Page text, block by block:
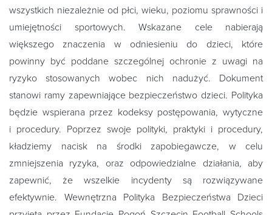
wszystkich niezależnie od płci, wieku, poziomu sprawności i
umiejętności sportowych. Wskazane cele nabierają
większego znaczenia w odniesieniu do dzieci, które
powinny być poddane szczególnej ochronie z uwagi na
ryzyko stosowanych wobec nich nadużyć. Dokument
stanowi ramy zapewniające bezpieczeństwo dzieci. Polityka
będzie wspierana przez kodeksy postępowania, wytyczne
i procedury. Poprzez swoje polityki, praktyki i procedury,
kładziemy nacisk na środki zapobiegawcze, w celu
zmniejszenia ryzyka, oraz odpowiedzialne działania, aby
zapewnić, że wszelkie incydenty są rozwiązywane
efektywnie. Wewnętrzna Polityka Bezpieczeństwa Dzieci